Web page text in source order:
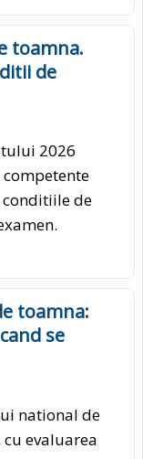
toamna.
de
2026
de
toamna:
se
national de
evaluarea